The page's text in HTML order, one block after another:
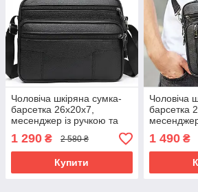
Чоловіча шкіряна сумка-
барсетка 26х20х7,
месенджер із ручкою та
ременем через плече BX-
10041 чорний
1 290 ₴ 2 580 ₴
Купити
Чоловіча
барсетка
Bexhill
1 490₴